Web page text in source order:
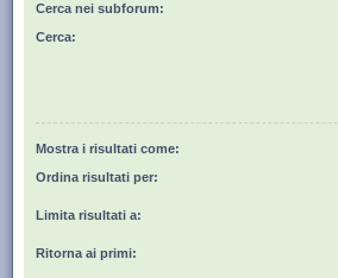
Cerca nei subforum:
Cerca:
Mostra i risultati come:
Ordina risultati per:
Limita risultati a:
Ritorna ai primi: